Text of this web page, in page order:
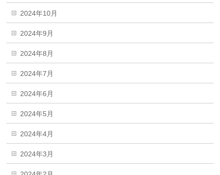
2024年10月
2024年9月
2024年8月
2024年7月
2024年6月
2024年5月
2024年4月
2024年3月